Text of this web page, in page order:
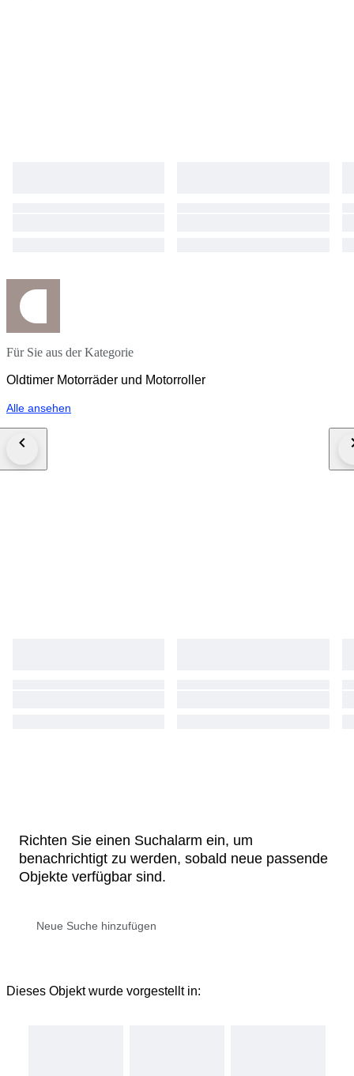
Für Sie aus der Kategorie
Oldtimer Motorräder und Motorroller
Alle ansehen
Richten Sie einen Suchalarm ein, um
benachrichtigt zu werden, sobald neue passende
Objekte verfügbar sind.
Dieses Objekt wurde vorgestellt in: